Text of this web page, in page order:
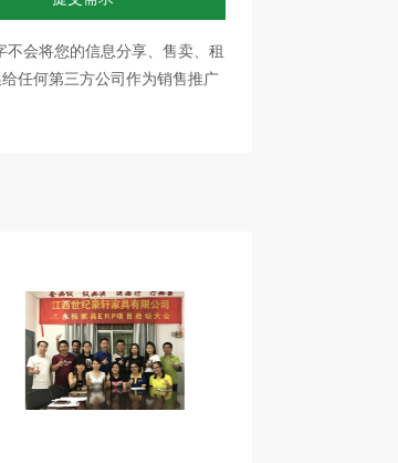
不会将您的信息分享、售卖、租
任何第三方公司作为销售推广